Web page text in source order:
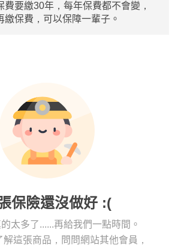
費要繳30年，每年保費都不會變，
繳保費，可以保障一輩子。
保險還沒做好 :(
太多了......再給我們一點時間。
這張商品，問問網站其他會員，